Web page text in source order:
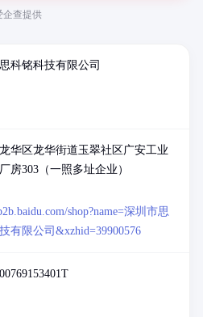
企查提供
科铭科技有限公司
华区龙华街道玉翠社区广安工业
房303（一照多址企业）
shop?name=深圳市思
有限公司&xzhid=39900576